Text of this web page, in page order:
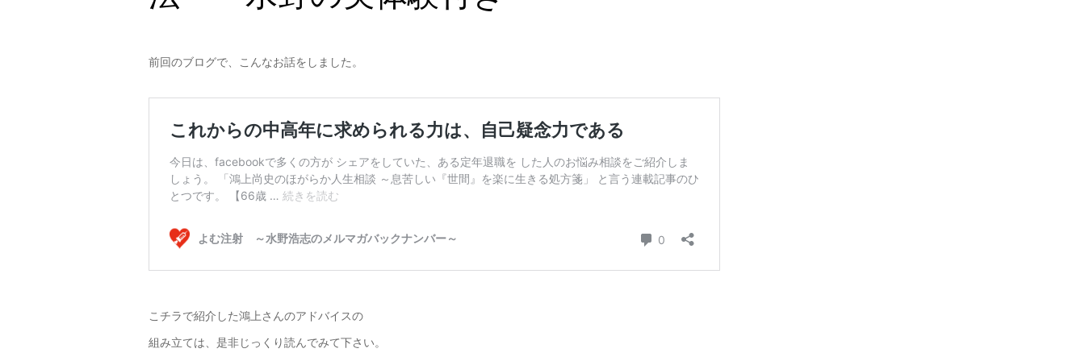
前回のブログで、こんなお話をしました。
こチラで紹介した鴻上さんのアドバイスの
組み立ては、是非じっくり読んでみて下さい。